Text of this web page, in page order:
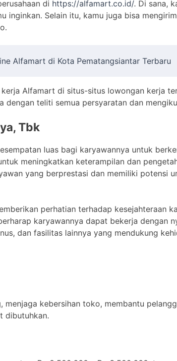
di https://alfamart.co.id/. Di sana,
inginkan. Selain itu, kamu juga bisa
Alfamart di Kota Pematangsiantar Terbaru
Alfamart di situs-situs lowongan kerja
dengan teliti semua persyaratan dan
Tbk
luas bagi karyawannya untuk
meningkatkan keterampilan dan
yang berprestasi dan memiliki potensi
perhatian terhadap kesejahteraan
karyawannya dapat bekerja dengan
dan fasilitas lainnya yang mendukung
kebersihan toko, membantu
dibutuhkan.